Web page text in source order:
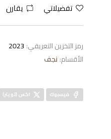
تفضيلاتي يقارن
رمز التخزين التعريفي: 2023
الأقسام: نجف
فيسبوك اكس (تويتر)